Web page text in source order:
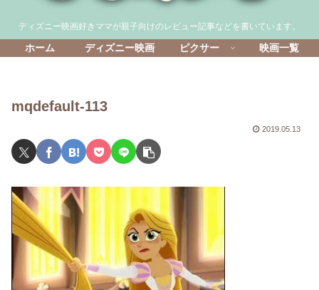
ディズニー映画好きママが親子向けのレビュー記事などを書いています。
ホーム ディズニー映画 ピクサー 映画一覧
mqdefault-113
2019.05.13